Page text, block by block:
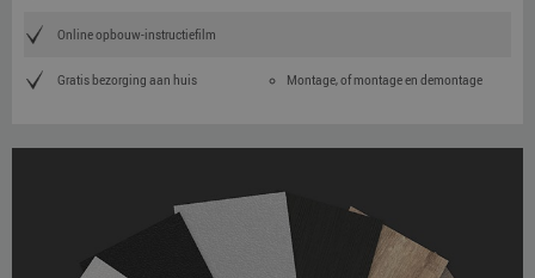
Online opbouw-instructiefilm
Gratis bezorging aan huis Montage, of montage en demontage